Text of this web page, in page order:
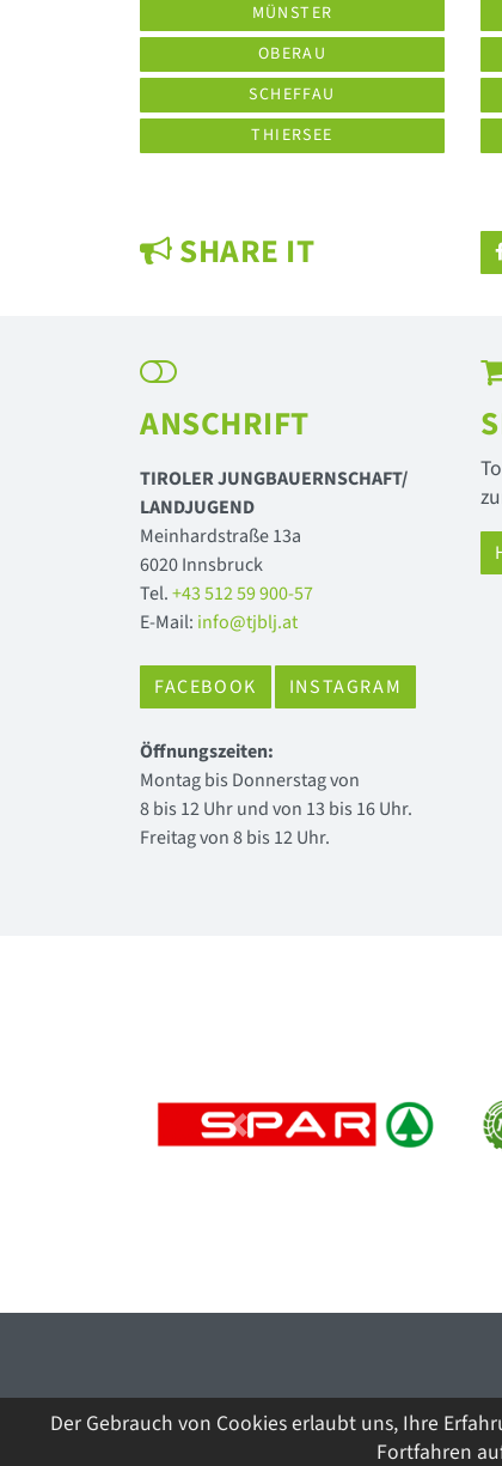
Der Gebrauch von Cookies erlaubt uns, Ihre
Fortfahren
MÜNSTER
OBERAU
SCHEFFAU
THIERSEE
SHARE IT
ANSCHRIFT
TIROLER JUNGBAUERNSCHAFT/
LANDJUGEND
Meinhardstraße 13a
6020 Innsbruck
Tel.+43 512 59 900-57
E-Mail: info@tjblj.at
FACEBOOK INSTAGRAM
Öffnungszeiten:
Montag bis Donnerstag von
8 bis 12 Uhr und von 13 bis 16 Uhr.
Freitag von 8 bis 12 Uhr.
Previous